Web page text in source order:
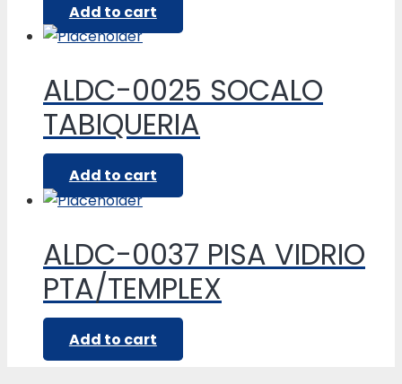
Add to cart
ALDC-0025 SOCALO
TABIQUERIA
Add to cart
ALDC-0037 PISA VIDRIO
PTA/TEMPLEX
Add to cart